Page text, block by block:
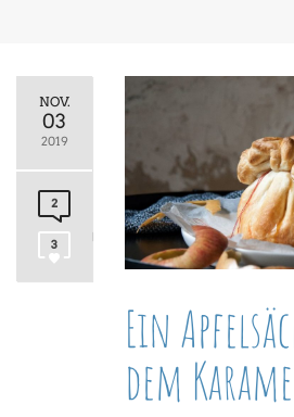
NOV.
03
2019
2
3
Ein
dem